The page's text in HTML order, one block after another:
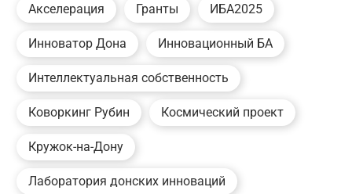
Акселерация Гранты ИБА2025
Инноватор Дона Инновационный БА
Интеллектуальная собственность
Коворкинг Рубин Космический проект
Кружок-на-Дону
Лаборатория донских инноваций